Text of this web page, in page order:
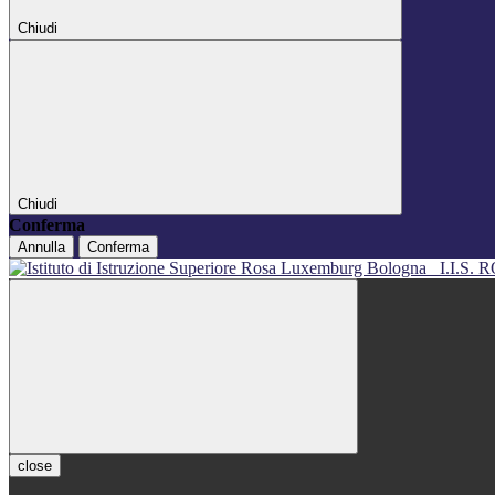
Chiudi
Chiudi
Conferma
Annulla Conferma
I.I.S.
close